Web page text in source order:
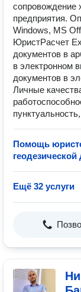
сопровождение
предприятия.
Windows, MS
ЮристРасчет
документов в
в электронном
документов в
Личные
Помощь
Ещё 32 услуги